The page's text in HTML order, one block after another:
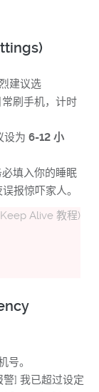
建议选
刷手机，计时
设为 6-12 小
填入你的睡眠
报惊吓家人。
号。
警] 我已超过设定